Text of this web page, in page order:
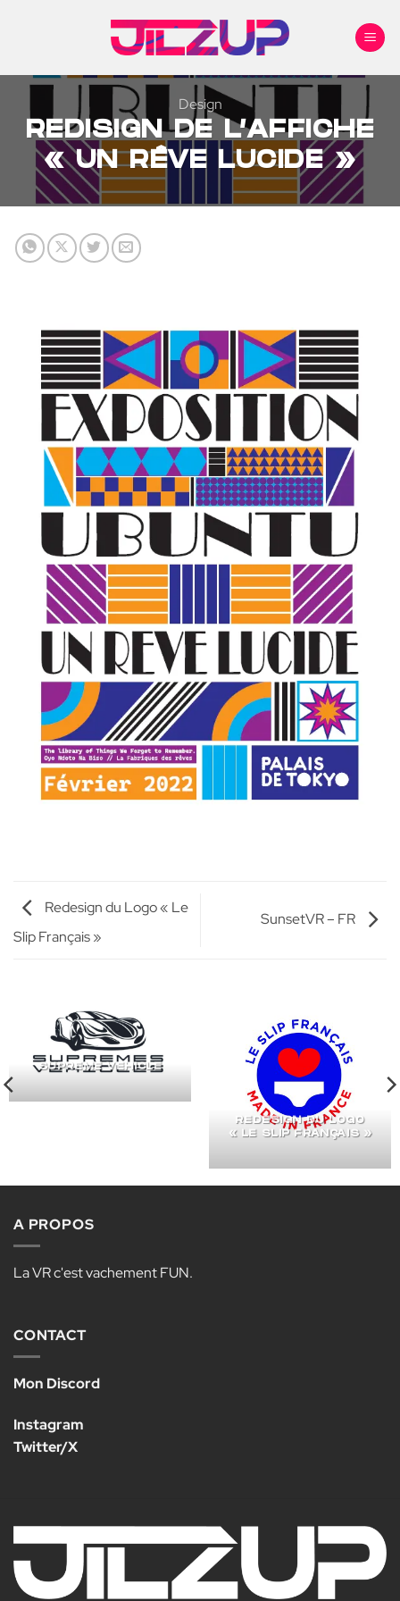
Design
REDISIGN DE L’AFFICHE
« UN RÊVE LUCIDE »
Redesign du Logo « Le
Slip Français »
SunsetVR – FR
SUPREME VEHICLE
REDESIGN DU LOGO
« LE SLIP FRANÇAIS »
A PROPOS
La VR c'est vachement FUN.
CONTACT
Mon Discord
Instagram
Twitter/X